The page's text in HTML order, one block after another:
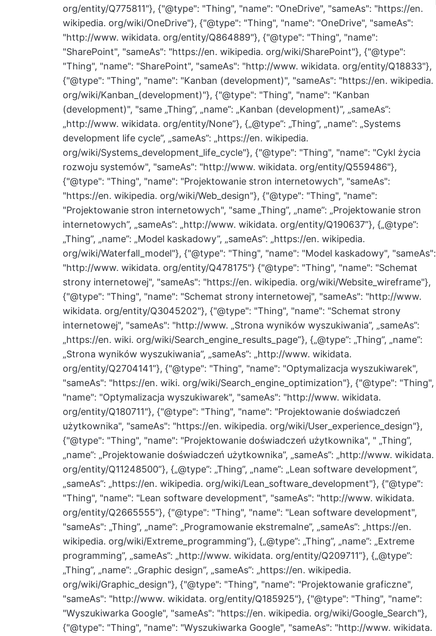
org/entity/Q775811"}, {"@type": "Thing", "name": "OneDrive", "sameAs": "https://en.
wikipedia. org/wiki/OneDrive"}, {"@type": "Thing", "name": "OneDrive", "sameAs":
"http://www. wikidata. org/entity/Q864889"}, {"@type": "Thing", "name":
"SharePoint", "sameAs": "https://en. wikipedia. org/wiki/SharePoint"}, {"@type":
"Thing", "name": "SharePoint", "sameAs": "http://www. wikidata. org/entity/Q18833"},
{"@type": "Thing", "name": "Kanban (development)", "sameAs": "https://en. wikipedia.
org/wiki/Kanban_(development)"}, {"@type": "Thing", "name": "Kanban
(development)", "same „Thing”, „name”: „Kanban (development)”, „sameAs”:
„http://www. wikidata. org/entity/None”}, {„@type”: „Thing”, „name”: „Systems
development life cycle”, „sameAs”: „https://en. wikipedia.
org/wiki/Systems_development_life_cycle"}, {"@type": "Thing", "name": "Cykl życia
rozwoju systemów", "sameAs": "http://www. wikidata. org/entity/Q559486"},
{"@type": "Thing", "name": "Projektowanie stron internetowych", "sameAs":
"https://en. wikipedia. org/wiki/Web_design"}, {"@type": "Thing", "name":
"Projektowanie stron internetowych", "same „Thing”, „name”: „Projektowanie stron
internetowych”, „sameAs”: „http://www. wikidata. org/entity/Q190637”}, {„@type”:
„Thing”, „name”: „Model kaskadowy”, „sameAs”: „https://en. wikipedia.
org/wiki/Waterfall_model"}, {"@type": "Thing", "name": "Model kaskadowy", "sameAs":
"http://www. wikidata. org/entity/Q478175"} {"@type": "Thing", "name": "Schemat
strony internetowej", "sameAs": "https://en. wikipedia. org/wiki/Website_wireframe"},
{"@type": "Thing", "name": "Schemat strony internetowej", "sameAs": "http://www.
wikidata. org/entity/Q3045202"}, {"@type": "Thing", "name": "Schemat strony
internetowej", "sameAs": "http://www. „Strona wyników wyszukiwania”, „sameAs”:
„https://en. wiki. org/wiki/Search_engine_results_page”}, {„@type”: „Thing”, „name”:
„Strona wyników wyszukiwania”, „sameAs”: „http://www. wikidata.
org/entity/Q2704141”}, {"@type": "Thing", "name": "Optymalizacja wyszukiwarek",
"sameAs": "https://en. wiki. org/wiki/Search_engine_optimization"}, {"@type": "Thing",
"name": "Optymalizacja wyszukiwarek", "sameAs": "http://www. wikidata.
org/entity/Q180711"}, {"@type": "Thing", "name": "Projektowanie doświadczeń
użytkownika", "sameAs": "https://en. wikipedia. org/wiki/User_experience_design"},
{"@type": "Thing", "name": "Projektowanie doświadczeń użytkownika", " „Thing”,
„name”: „Projektowanie doświadczeń użytkownika”, „sameAs”: „http://www. wikidata.
org/entity/Q11248500”}, {„@type”: „Thing”, „name”: „Lean software development”,
„sameAs”: „https://en. wikipedia. org/wiki/Lean_software_development"}, {"@type":
"Thing", "name": "Lean software development", "sameAs": "http://www. wikidata.
org/entity/Q2665555"}, {"@type": "Thing", "name": "Lean software development",
"sameAs": „Thing”, „name”: „Programowanie ekstremalne”, „sameAs”: „https://en.
wikipedia. org/wiki/Extreme_programming”}, {„@type”: „Thing”, „name”: „Extreme
programming”, „sameAs”: „http://www. wikidata. org/entity/Q209711”}, {„@type”:
„Thing”, „name”: „Graphic design”, „sameAs”: „https://en. wikipedia.
org/wiki/Graphic_design"}, {"@type": "Thing", "name": "Projektowanie graficzne",
"sameAs": "http://www. wikidata. org/entity/Q185925"}, {"@type": "Thing", "name":
"Wyszukiwarka Google", "sameAs": "https://en. wikipedia. org/wiki/Google_Search"},
{"@type": "Thing", "name": "Wyszukiwarka Google", "sameAs": "http://www. wikidata.